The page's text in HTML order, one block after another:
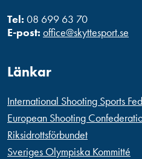
Tel: 08 699 63 70
E-post: office@skyttesport.se
Länkar
International Shooting Sports
European Shooting
Riksidrottsförbundet
Sveriges Olympiska Kommitté